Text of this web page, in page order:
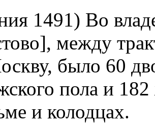
1491) Во
между
было 60
пола и
и колодцах.